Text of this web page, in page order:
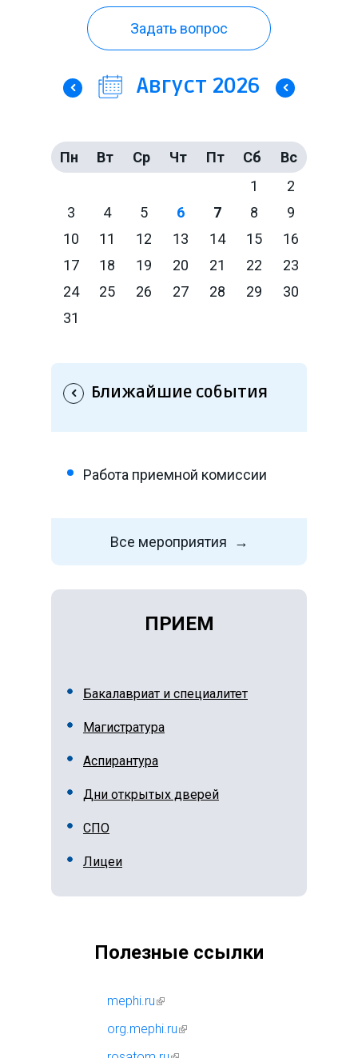
Задать вопрос
Август 2026
Предыдущий Следующий
Пн Вт Ср Чт Пт Сб
Вс
1
2
3
4 5 6 7 8
9
10
11 12 13 14 15
16
17
18 19 20 21 22
23
24
25 26 27 28 29
30
31
Ближайшие события
Предыдущий
Работа приемной комиссии
Все мероприятия →
ПРИЕМ
Бакалавриат и специалитет
Магистратура
Аспирантура
Дни открытых дверей
СПО
Лицеи
Полезные ссылки
mephi.ru(внешняя ссылка)
org.mephi.ru(внешняя ссылка)